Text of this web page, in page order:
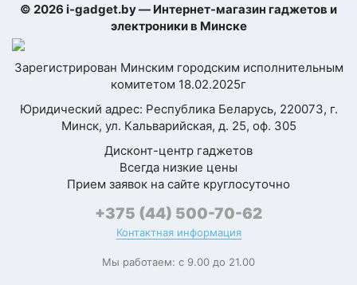
функционал
камеры
подсветка
этажей
Максимальная
высота одиночных
ступеней
42 мм
Максимальная
высота двойных
ступеней
80 мм(
мм)
Функциональность
© 2026 i-gadget.by — Интернет-магазин гаджетов и
электроники в Минске
Зарегистрирован Минским городским исполнительным
комитетом 18.02.2025г
Юридический адрес: Республика Беларусь, 220073, г.
Минск, ул. Кальварийская, д. 25, оф. 305
Дисконт-центр гаджетов
Всегда низкие цены
Прием заявок на сайте круглосуточно
+375 (44) 500-70-62
Контактная информация
Мы работаем: с 9.00 до 21.00